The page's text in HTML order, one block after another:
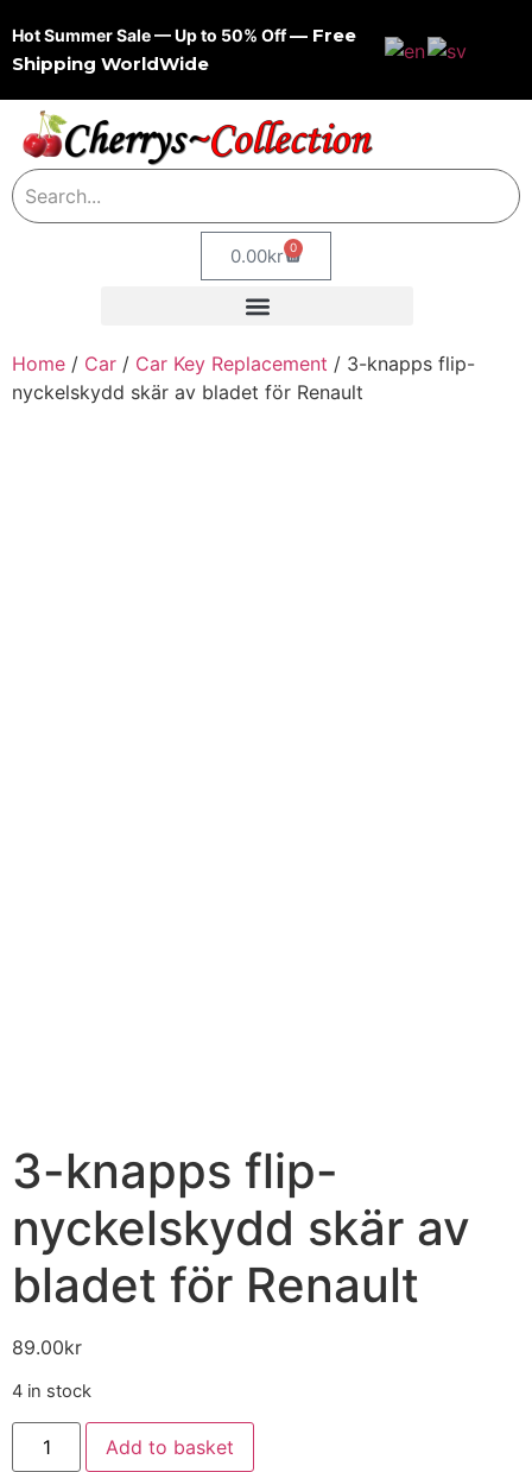
Hot Summer Sale — Up to 50% Off— Free
Shipping WorldWide
0.00kr 0
Home / Car / Car Key Replacement / 3-knapps flip-
nyckelskydd skär av bladet för Renault
3-knapps flip-
nyckelskydd skär av
bladet för Renault
89.00kr
4 in stock
Add to basket